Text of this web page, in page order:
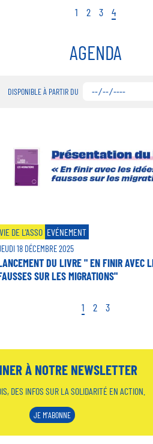
Page
1 Page
2 Page
3 Page
4
AGENDA
DISPONIBLE À PARTIR DU
VIE DE L'ASSO EVÉNEMENT
18 DÉCEMBRE 2025
DU LIVRE " EN FINIR AVEC
SUR LES MIGRATIONS"
Page
1 Page
2 Page
3
À NOTRE NEWSLETTER
DES INFOS SUR LA SOLIDARITÉ EN ACTION.
JE M'ABONNE